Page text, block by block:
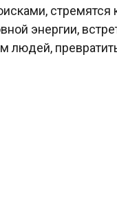
стремятся
энергии,
людей,